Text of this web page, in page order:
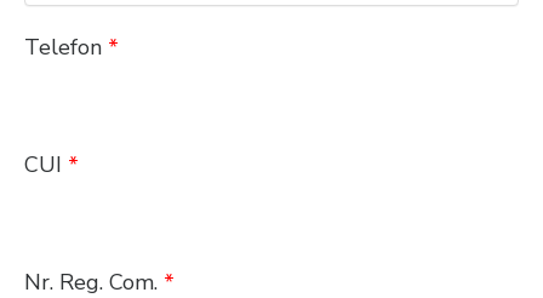
Telefon *
CUI *
Nr. Reg. Com. *